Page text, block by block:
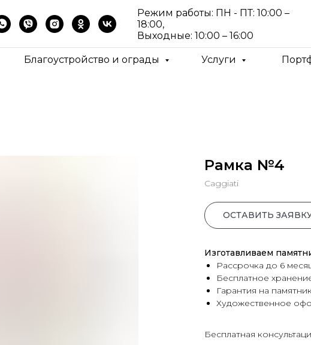
Режим работы: ПН - ПТ: 10:00 –
18:00,
Выходные: 10:00 – 16:00
Благоустройство и ограды Услуги
Рамка №4
Caggiati
ОСТАВИТЬ
Изготавливаем
Рассрочка до 6
Бесплатное
Гарантия на
Художественное
Бесплатная